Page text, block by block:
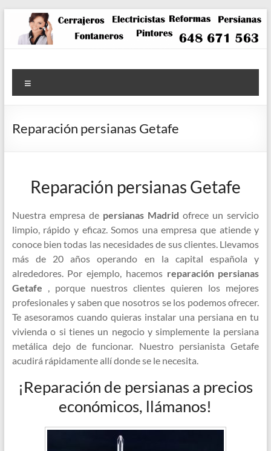
contenido
Reparación persianas Getafe
Reparación persianas Getafe
Nuestra empresa de persianas Madrid ofrece un servicio
limpio, rápido y eficaz. Somos una empresa que atiende y
conoce bien todas las necesidades de sus clientes. Llevamos
más de 20 años operando en la capital española y
alrededores. Por ejemplo, hacemos reparación persianas
Getafe , porque nuestros clientes quieren los mejores
profesionales y saben que nosotros se los podemos ofrecer.
Te asesoramos cuando quieras instalar una persiana en tu
vivienda o si tienes un negocio y simplemente la persiana
metálica dejo de funcionar. Nuestro persianista Getafe
acudirá rápidamente allí donde se le necesita.
¡Reparación de persianas a precios
económicos, llámanos!